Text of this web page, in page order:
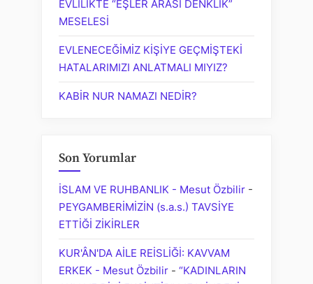
EVLİLİKTE “EŞLER ARASI DENKLİK”
MESELESİ
EVLENECEĞİMİZ KİŞİYE GEÇMİŞTEKİ
HATALARIMIZI ANLATMALI MIYIZ?
KABİR NUR NAMAZI NEDİR?
Son Yorumlar
İSLAM VE RUHBANLIK - Mesut Özbilir -
PEYGAMBERİMİZİN (s.a.s.) TAVSİYE
ETTİĞİ ZİKİRLER
KUR'ÂN'DA AİLE REİSLİĞİ: KAVVAM
ERKEK - Mesut Özbilir - “KADINLARIN